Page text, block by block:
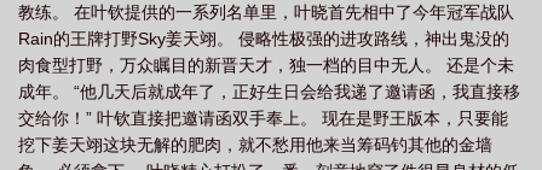
supersonic 电竞高岭之花的后花园全文阅读 电竞高岭之花的后花园(nph)作者
supersonic 电竞高岭之花的后花园(nph、甜文) 电竞高岭之花的后花园
bysupersonic 电竞高岭之花的后花园全文免费阅读 原耽高岭之花 电竞高岭
之花的后花园(npc)笔趣阁 高岭之花禁欲男主仙侠 电竞高岭之花的后花园百
教练。 在叶钦提供的一系列名单里，叶晓首先相中了今年冠军战队
Rain的王牌打野Sky姜天翊。 侵略性极强的进攻路线，神出鬼没的
肉食型打野，万众瞩目的新晋天才，独一档的目中无人。 还是个未
成年。 “他几天后就成年了，正好生日会给我递了邀请函，我直接移
交给你！” 叶钦直接把邀请函双手奉上。 现在是野王版本，只要能
挖下姜天翊这块无解的肥肉，就不愁用他来当筹码钓其他的金墙